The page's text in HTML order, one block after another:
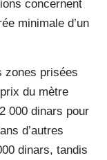
concernent
minimale d’un
zones prisées
du mètre
000 dinars pour
d’autres
dinars, tandis